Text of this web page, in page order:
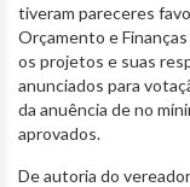
tiveram pareceres
Orçamento e
os projetos e suas
anunciados para
da anuência de no
aprovados.
De autoria do